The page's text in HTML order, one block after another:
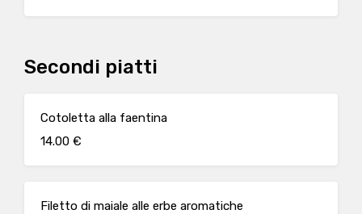
Secondi piatti
Cotoletta alla faentina
14.00 €
Filetto di maiale alle erbe aromatiche